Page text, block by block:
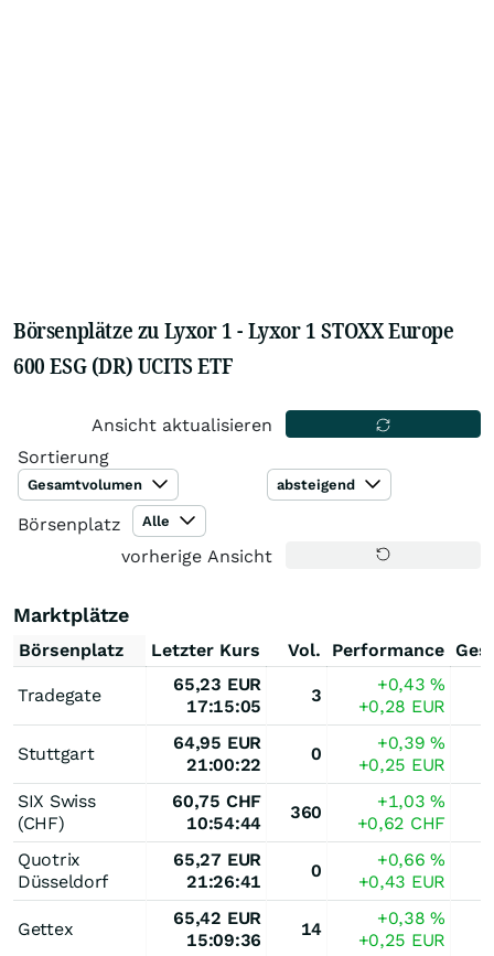
Börsenplätze zu Lyxor 1 - Lyxor 1 STOXX Europe
600 ESG (DR) UCITS ETF
Ansicht aktualisieren
Sortierung
Gesamtvolumen absteigend
Börsenplatz Alle
vorherige Ansicht
Marktplätze
Börsenplatz Letzter Kurs Vol. Performance
Tradegate
65,23 EUR
17:15:05
3
+0,43%
+0,28 EUR
Stuttgart
64,95 EUR
21:00:22
0
+0,39%
+0,25 EUR
SIX Swiss
(CHF)
60,75 CHF
10:54:44
360
+1,03%
+0,62 CHF
Quotrix
Düsseldorf
65,27 EUR
21:26:41
0
+0,66%
+0,43 EUR
Gettex
65,42 EUR
15:09:36
14
+0,38%
+0,25 EUR